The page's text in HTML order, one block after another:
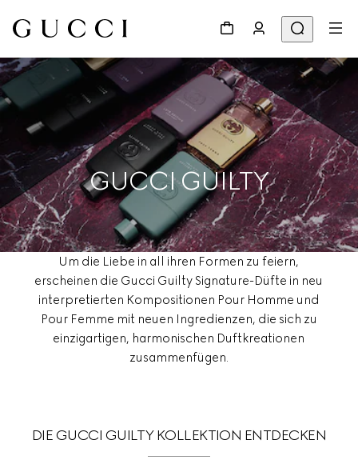
GUCCI GUILTY
Um die Liebe in all ihren Formen zu feiern,
erscheinen die Gucci Guilty Signature-Düfte in neu
interpretierten Kompositionen Pour Homme und
Pour Femme mit neuen Ingredienzen, die sich zu
einzigartigen, harmonischen Duftkreationen
zusammenfügen.
DIE GUCCI GUILTY KOLLEKTION ENTDECKEN